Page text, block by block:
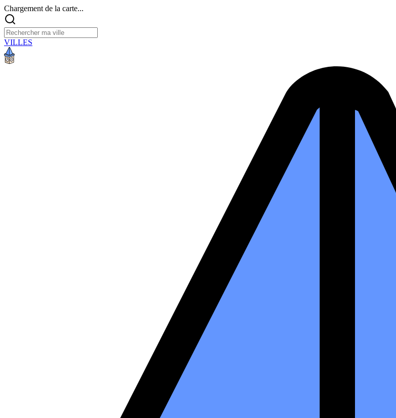
Chargement de la carte...
VILLES